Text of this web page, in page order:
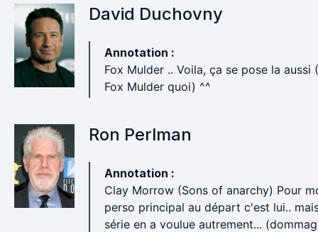
David Duchovny
Annotation :
Fox Mulder .. Voila, ça se pose la aussi
Fox Mulder quoi) ^^
Ron Perlman
Annotation :
Clay Morrow (Sons of anarchy) Pour
perso principal au départ c'est lui..
série en a voulue autrement...